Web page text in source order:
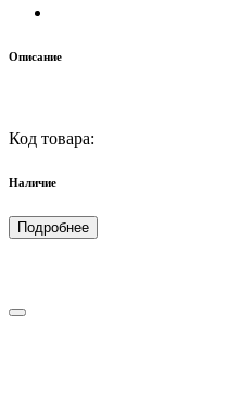
Описание
Код товара:
Наличие
Подробнее